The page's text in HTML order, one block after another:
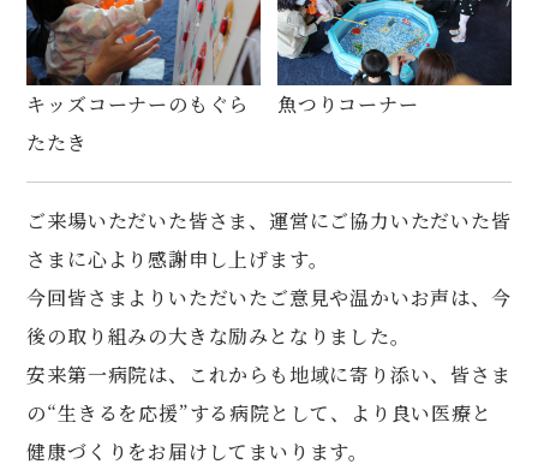
キッズコーナーのもぐら
たたき
魚つりコーナー
ご来場いただいた皆さま、運営にご協力いただいた皆
さまに心より感謝申し上げます。
今回皆さまよりいただいたご意見や温かいお声は、今
後の取り組みの大きな励みとなりました。
安来第一病院は、これからも地域に寄り添い、皆さま
の“生きるを応援”する病院として、より良い医療と
健康づくりをお届けしてまいります。